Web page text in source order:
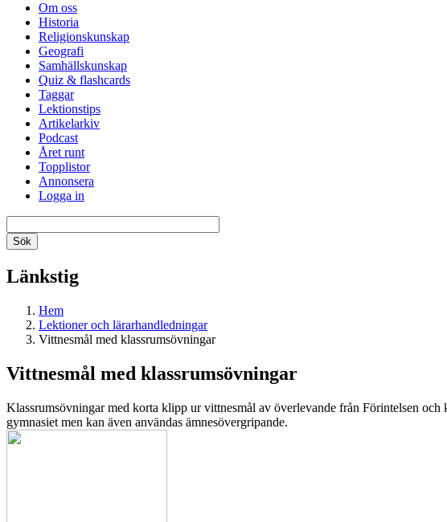
Om oss
Historia
Religionskunskap
Geografi
Samhällskunskap
Quiz & flashcards
Taggar
Lektionstips
Artikelarkiv
Podcast
Året runt
Topplistor
Annonsera
Logga in
Länkstig
Hem
Lektioner och lärarhandledningar
Vittnesmål med klassrumsövningar
Vittnesmål med klassrumsövningar
Klassrumsövningar med korta klipp ur vittnesmål av överlevande från Förintelsen
gymnasiet men kan även användas ämnesövergripande.